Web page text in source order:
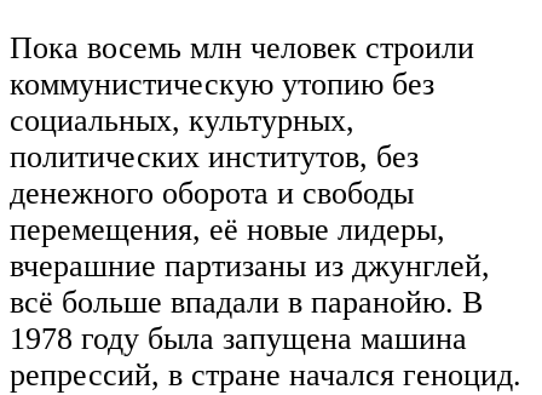
Пока восемь млн человек строили
коммунистическую утопию без
социальных, культурных,
политических институтов, без
денежного оборота и свободы
перемещения, её новые лидеры,
вчерашние партизаны из джунглей,
всё больше впадали в паранойю. В
1978 году была запущена машина
репрессий, в стране начался геноцид.